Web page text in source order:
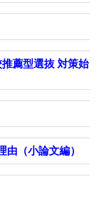
薦型選抜 対策始
（小論文編）